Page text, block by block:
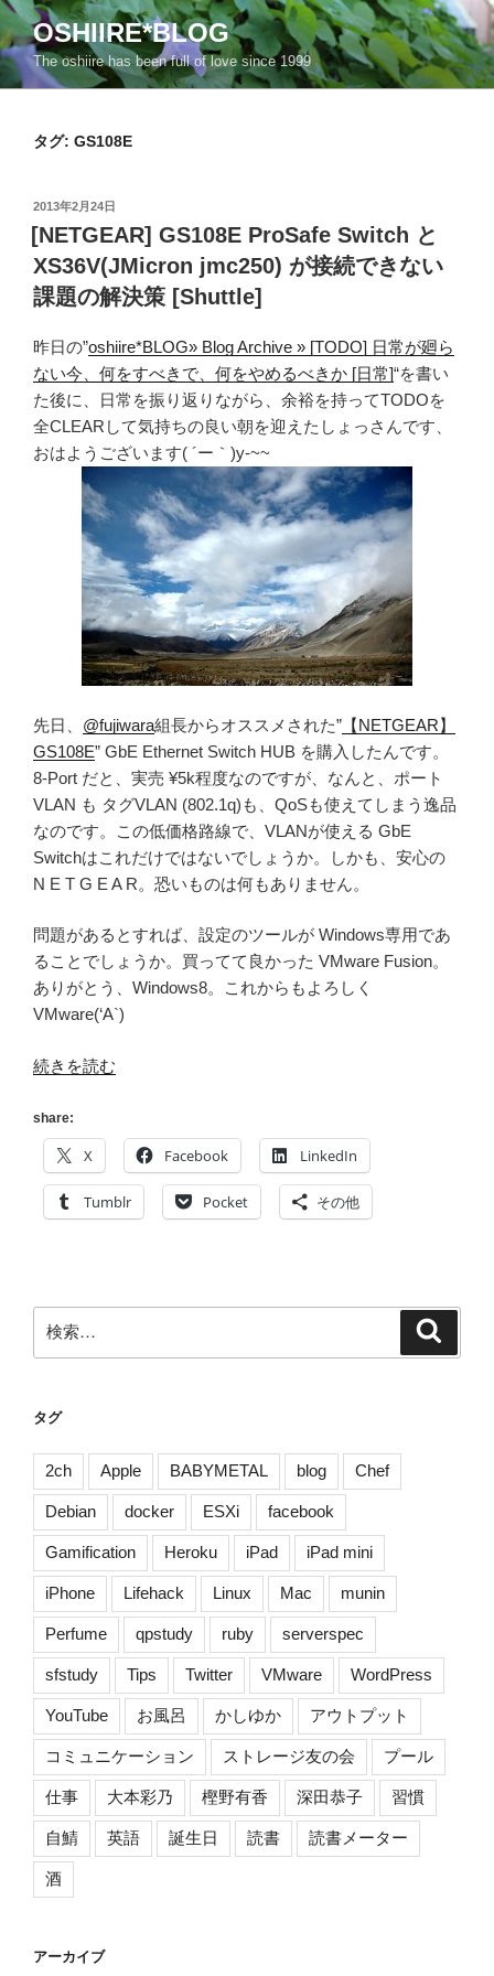
コ
ン
テ
ン
OSHIIRE*BLOG
The oshiire has been full of love since 1999
タグ: GS108E
投
稿
日:
2013年2月24日
[NETGEAR] GS108E ProSafe Switch と
XS36V(JMicron jmc250) が接続できない
課題の解決策 [Shuttle]
昨日の”oshiire*BLOG» Blog Archive » [TODO] 日常が廻ら
ない今、何をすべきで、何をやめるべきか [日常]“を書い
た後に、日常を振り返りながら、余裕を持ってTODOを
全CLEARして気持ちの良い朝を迎えたしょっさんです、
おはようございます( ´ー｀)y-~~
先日、 @fujiwara組長からオススメされた” 【NETGEAR】
GS108E” GbE Ethernet Switch HUB を購入したんです。
8-Port だと、実売 ¥5k程度なのですが、なんと、ポート
VLAN も タグVLAN (802.1q)も、QoSも使えてしまう逸品
なのです。この低価格路線で、VLANが使える GbE
Switchはこれだけではないでしょうか。しかも、安心の
N E T G E A R。恐いものは何もありません。
問題があるとすれば、設定のツールが Windows専用であ
ることでしょうか。買ってて良かった VMware Fusion。
ありがとう、Windows8。これからもよろしく
VMware(‘A`)
“[NETGEAR]
ProSafe
Switch
と
XS36V(JMicron
jmc250)
続
で
き
い
題
の
解
決
策
[Shuttle]”
の
続きを読む
share:
X Facebook LinkedIn
Tumblr Pocket その他
索:
タグ
2ch Apple BABYMETAL blog Chef
Debian docker ESXi facebook
Gamification Heroku iPad iPad mini
iPhone Lifehack Linux Mac munin
Perfume qpstudy ruby serverspec
sfstudy Tips Twitter VMware WordPress
YouTube お風呂 かしゆか アウトプット
コミュニケーション ストレージ友の会 プール
仕事 大本彩乃 樫野有香 深田恭子 習慣
自鯖 英語 誕生日 読書 読書メーター
酒
アーカイブ